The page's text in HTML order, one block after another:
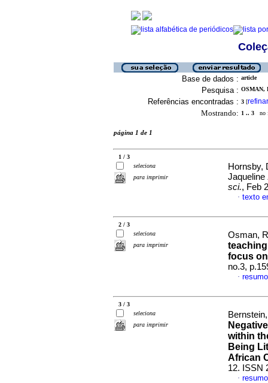
Base de dados : article
Pesquisa : OSMAN,
Referências encontradas : 3 [refinar
Mostrando: 1 .. 3 no
página 1 de 1
1 / 3
seleciona
para imprimir
Hornsby,
Jaqueline
sci., Feb
· texto
2 / 3
seleciona
para imprimir
Osman,
focus
no.3,
·
3 / 3
seleciona
para imprimir
within
Being
African
12. ISSN
·